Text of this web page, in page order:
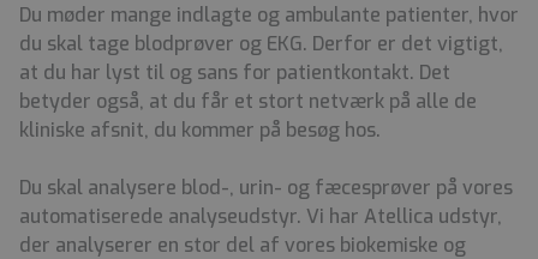
Du møder mange indlagte og ambulante patienter, hvor
du skal tage blodprøver og EKG. Derfor er det vigtigt,
at du har lyst til og sans for patientkontakt. Det
betyder også, at du får et stort netværk på alle de
kliniske afsnit, du kommer på besøg hos.
Du skal analysere blod-, urin- og fæcesprøver på vores
automatiserede analyseudstyr. Vi har Atellica udstyr,
der analyserer en stor del af vores biokemiske og